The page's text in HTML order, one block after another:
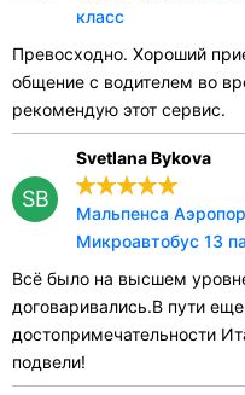
класс
Превосходно. Хороший
общение с водителем во
рекомендую этот сервис.
SB
Svetlana Bykova
Мальпенса
Микроавтобус 13
Всё было на высшем
договаривались.В пути
достопримечательности
подвели!